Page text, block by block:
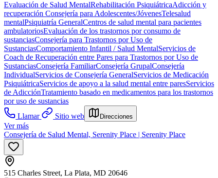
Evaluación de Salud MentalRehabilitación PsiquiátricaAdicción y
recuperación Consejería para Adolescentes/JóvenesTelesalud
mentalPsiquiatría GeneralCentros de salud mental para pacientes
ambulatoriosEvaluación de los trastornos por consumo de
sustanciasConsejería para Trastornos por Uso de
SustanciasComportamiento Infantil / Salud MentalServicios de
Coach de Recuperación entre Pares para Trastornos por Uso de
SustanciasConsejería FamiliarConsejería GrupalConsejería
IndividualServicios de Consejería GeneralServicios de Medicación
PsiquiátricaServicios de apoyo a la salud mental entre paresServicios
de AdicciónTratamiento basado en medicamentos para los trastornos
por uso de sustancias
Llamar
Sitio web Direcciones
Ver más
Consejería de Salud Mental, Serenity Place | Serenity Place
515 Charles Street, La Plata, MD 20646